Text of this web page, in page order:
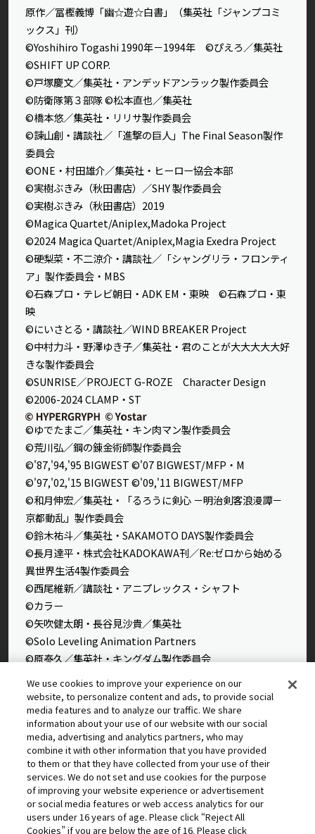
原作／冨樫義博「幽☆遊☆白書」（集英社「ジャンプコミ
ックス」刊）
©Yoshihiro Togashi 1990年－1994年 ©ぴえろ／集英社
©SHIFT UP CORP.
©戸塚慶文／集英社・アンデッドアンラック製作委員会
©防衛隊第３部隊 ©松本直也／集英社
©橋本悠／集英社・リリサ製作委員会
©諫山創・講談社／「進撃の巨人」The Final Season製作
委員会
©ONE・村田雄介／集英社・ヒーロー協会本部
©実樹ぶきみ（秋田書店）／SHY 製作委員会
©実樹ぶきみ（秋田書店）2019
©Magica Quartet/Aniplex,Madoka Project
©2024 Magica Quartet/Aniplex,Magia Exedra Project
©硬梨菜・不二涼介・講談社／「シャングリラ・フロンティ
ア」製作委員会・MBS
©石森プロ・テレビ朝日・ADK EM・東映 ©石森プロ・東
映
©にいさとる・講談社／WIND BREAKER Project
©中村力斗・野澤ゆき子／集英社・君のことが大大大大大好
きな製作委員会
©SUNRISE／PROJECT G-ROZE Character Design
©2006-2024 CLAMP・ST
©ゆでたまご／集英社・キン肉マン製作委員会
©荒川弘／鋼の錬金術師製作委員会
©'87,'94,'95 BIGWEST ©'07 BIGWEST/MFP・M
©'97,'02,'15 BIGWEST ©'09,'11 BIGWEST/MFP
©和月伸宏／集英社・「るろうに剣心 －明治剣客浪漫譚－
京都動乱」製作委員会
©鈴木祐斗／集英社・SAKAMOTO DAYS製作委員会
©長月達平・株式会社KADOKAWA刊／Re:ゼロから始める
異世界生活4製作委員会
©西尾維新／講談社・アニプレックス・シャフト
©カラー
©矢吹健太朗・長谷見沙貴／集英社
©Solo Leveling Animation Partners
©原泰久／集英社・キングダム製作委員会
©石田スイ／集英社・東京喰種：re製作委員会
©外薗健／集英社
©タカヒロ・竹村洋平／集英社・魔防隊広報部
©高橋留美子／小学館・読売テレビ・サンライズ 2009
©藤本タツキ／集英社・ＭＡＰＰＡ
© 2025 MAPPA／チェンソーマンプロジェクト ©藤本タツ
キ／集英社
©星野桂／集英社
We use cookies to improve your experience on our
website, to personalize content and ads, to provide social
media features and to analyze our traffic. We share
information about your use of our website with our social
media, advertising and analytics partners, who may
combine it with other information that you have provided
to them or that they have collected from your use of their
services. We do not set and use cookies for the purpose
of improving your website experience or advertisement
or social media features or web access analytics for our
users under 16 years of age. Please click “Reject All
Cookies” if you are below the age of 16. Please click